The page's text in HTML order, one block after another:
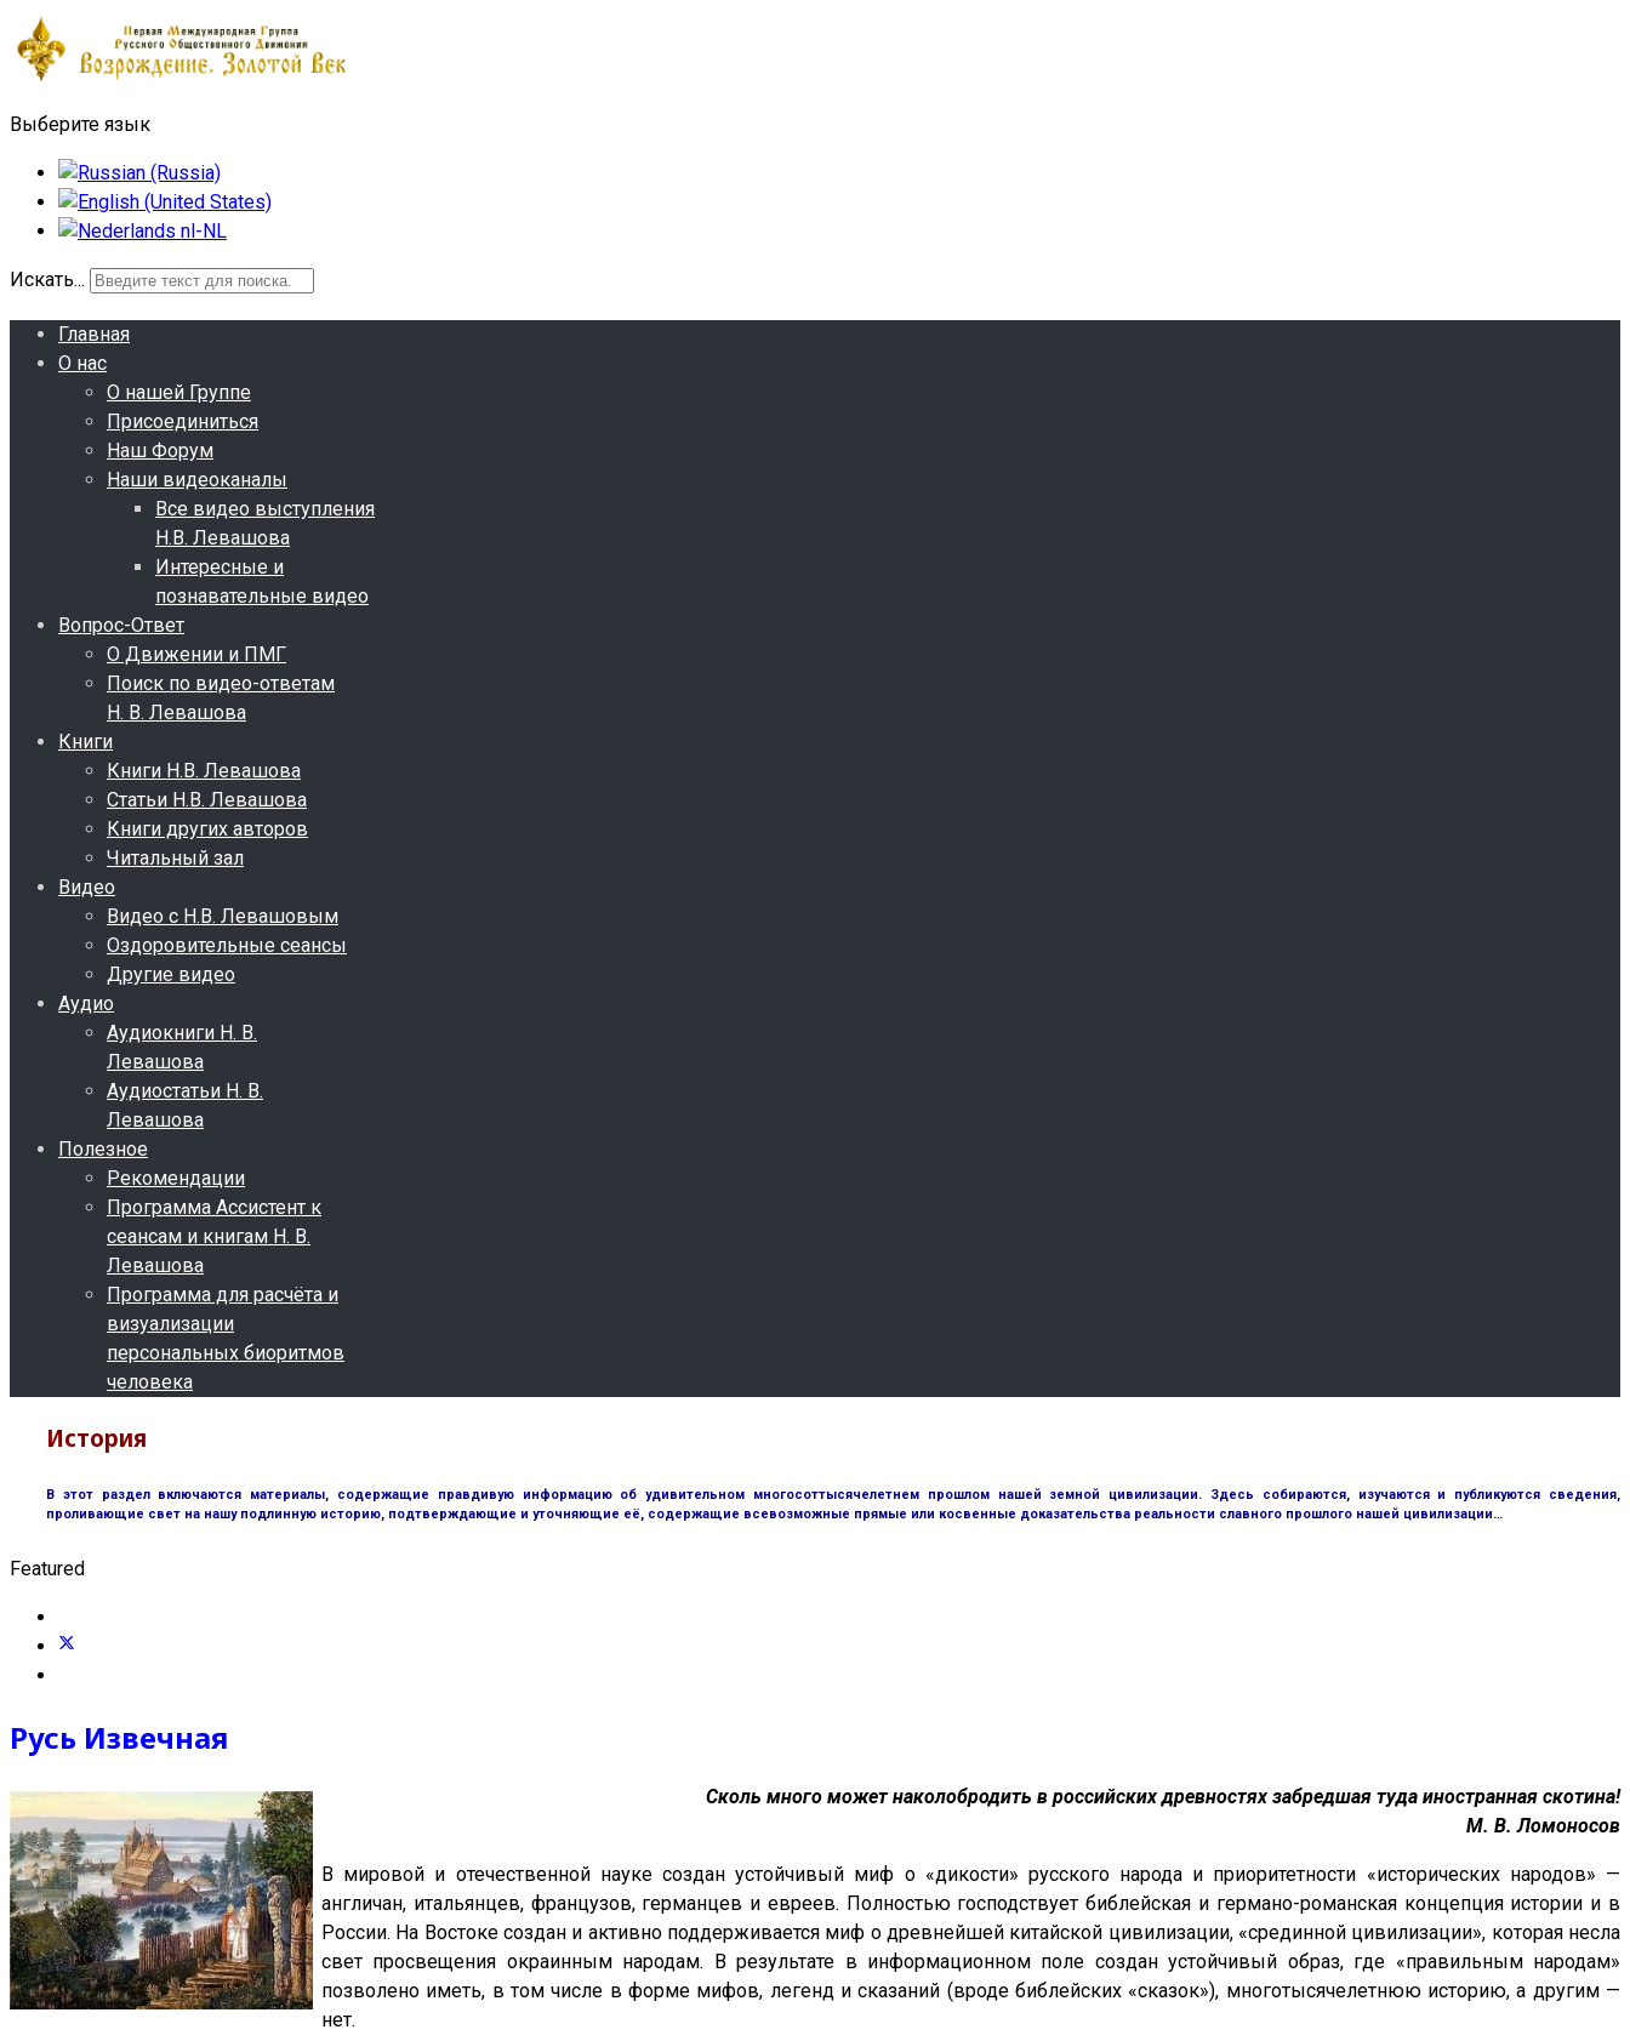
Выберите язык
Искать...
Главная
О нас
О нашей Группе
Присоединиться
Наш Форум
Наши видеоканалы
Все видео выступления
Н.В. Левашова
Интересные и
познавательные видео
Вопрос-Ответ
О Движении и ПМГ
Поиск по видео-ответам
Н. В. Левашова
Книги
Книги Н.В. Левашова
Статьи Н.В. Левашова
Книги других авторов
Читальный зал
Видео
Видео с Н.В. Левашовым
Оздоровительные сеансы
Другие видео
Аудио
Аудиокниги Н. В.
Левашова
Аудиостатьи Н. В.
Левашова
Полезное
Рекомендации
Программа Ассистент к
сеансам и книгам Н. В.
Левашова
Программа для расчёта и
визуализации
персональных биоритмов
человека
История
В этот раздел включаются материалы, содержащие правдивую информацию об удивительном многосоттысячелетнем прошлом нашей земной цивилизации. Здесь собираются, изучаются и публикуются сведения,
проливающие свет на нашу подлинную историю, подтверждающие и уточняющие её, содержащие всевозможные прямые или косвенные доказательства реальности славного прошлого нашей цивилизации…
Featured
Русь Извечная
Сколь много может наколобродить в российских древностях забредшая туда иностранная скотина!
М. В. Ломоносов
В мировой и отечественной науке создан устойчивый миф о «дикости» русского народа и приоритетности «исторических народов» —
англичан, итальянцев, французов, германцев и евреев. Полностью господствует библейская и германо-романская концепция истории и в
России. На Востоке создан и активно поддерживается миф о древнейшей китайской цивилизации, «срединной цивилизации», которая несла
свет просвещения окраинным народам. В результате в информационном поле создан устойчивый образ, где «правильным народам»
позволено иметь, в том числе в форме мифов, легенд и сказаний (вроде библейских «сказок»), многотысячелетнюю историю, а другим —
нет.